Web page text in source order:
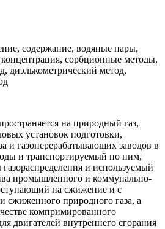
содержание, водяные пары,
концентрация, сорбционные методы,
диэлькометрический метод,
на природный газ,
установок подготовки,
и газоперерабатывающих заводов в
и транспортируемый по ним,
и используемый
промышленного и коммунально-
на сжижение и с
сжиженного природного газа, а
компримированного
двигателей внутреннего сгорания